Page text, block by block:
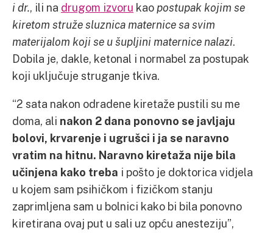
i dr., ili na drugom izvoru kao postupak kojim se
kiretom struže sluznica maternice sa svim
materijalom koji se u šupljini maternice nalazi.
Dobila je, dakle, ketonal i normabel za postupak
koji uključuje struganje tkiva.
“2 sata nakon odradene kiretaže pustili su me
doma, ali nakon 2 dana ponovno se javljaju
bolovi, krvarenje i ugrušci i ja se naravno
vratim na hitnu. Naravno kiretaža nije bila
učinjena kako treba i pošto je doktorica vidjela
u kojem sam psihičkom i fizičkom stanju
zaprimljena sam u bolnici kako bi bila ponovno
kiretirana ovaj put u sali uz opću anesteziju”,